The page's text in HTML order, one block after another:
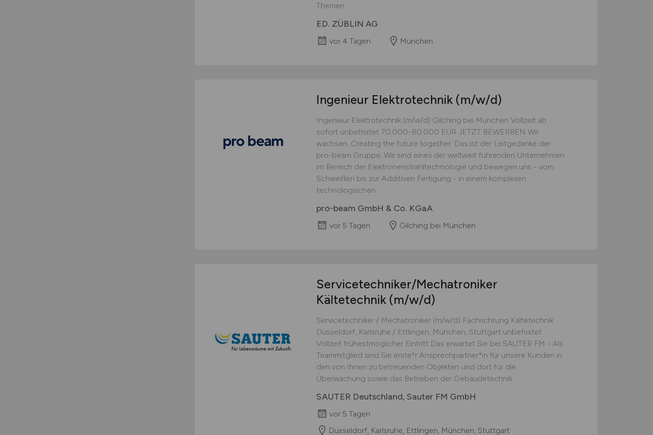
Themen...
ED. ZÜBLIN AG
vor 4 Tagen München
Ingenieur Elektrotechnik (m/w/d)
Ingenieur Elektrotechnik (m/w/d) Gilching bei München Vollzeit ab
sofort unbefristet 70.000-80.000 EUR JETZT BEWERBEN Wir
wachsen. Creating the future together: Das ist der Leitgedanke der
pro-beam Gruppe. Wir sind eines der weltweit führenden Unternehmen
im Bereich der Elektronenstrahltechnologie und bewegen uns - vom
Schweißen bis zur Additiven Fertigung - in einem komplexen
technologischen...
pro-beam GmbH & Co. KGaA
vor 5 Tagen Gilching bei München
Servicetechniker/Mechatroniker
Kältetechnik (m/w/d)
Servicetechniker / Mechatroniker (m/w/d) Fachrichtung Kältetechnik
Düsseldorf, Karlsruhe / Ettlingen, München, Stuttgart unbefristet
Vollzeit frühestmöglicher Eintritt Das erwartet Sie bei SAUTER FM - Als
Teammitglied sind Sie erste*r Ansprechpartner*in für unsere Kunden in
den von Ihnen zu betreuenden Objekten und dort für die
Überwachung sowie das Betreiben der Gebäudetechnik...
SAUTER Deutschland, Sauter FM GmbH
vor 5 Tagen
Düsseldorf, Karlsruhe, Ettlingen, München, Stuttgart